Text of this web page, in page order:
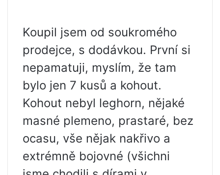
Koupil jsem od soukromého
prodejce, s dodávkou. První si
nepamatuji, myslím, že tam
bylo jen 7 kusů a kohout.
Kohout nebyl leghorn, nějaké
masné plemeno, prastaré, bez
ocasu, vše nějak nakřivo a
extrémně bojovné (všichni